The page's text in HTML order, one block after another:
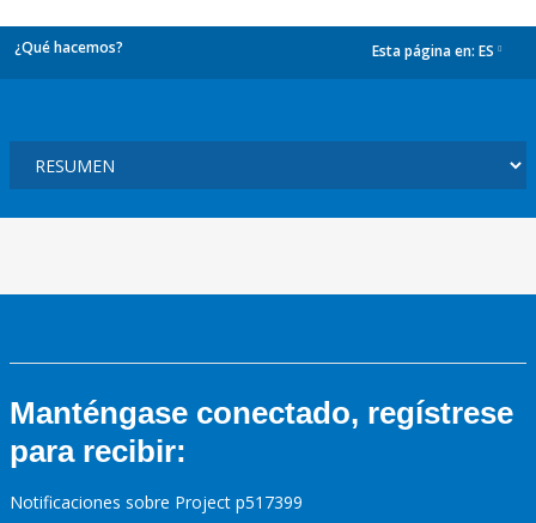
¿Qué hacemos? Esta página en: ES
Manténgase conectado, regístrese
para recibir:
Notificaciones sobre Project p517399